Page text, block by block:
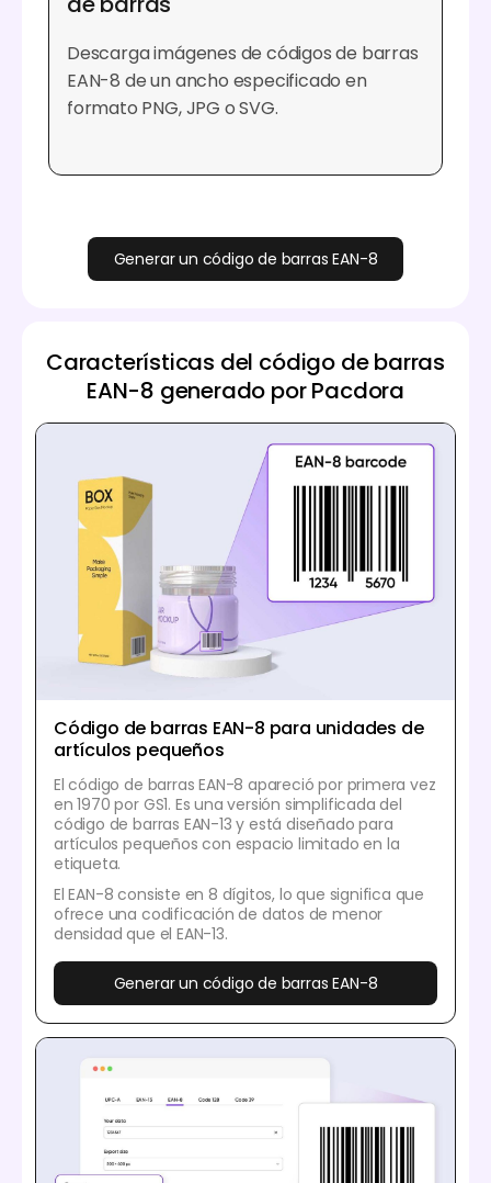
Descarga imágenes de códigos de barras
EAN-8 de un ancho especificado en
formato PNG, JPG o SVG.
Generar un código de barras EAN-8
Características del código de barras
EAN-8 generado por Pacdora
Código de barras EAN-8 para unidades de
artículos pequeños
El código de barras EAN-8 apareció por primera vez
en 1970 por GS1. Es una versión simplificada del
código de barras EAN-13 y está diseñado para
artículos pequeños con espacio limitado en la
etiqueta.
El EAN-8 consiste en 8 dígitos, lo que significa que
ofrece una codificación de datos de menor
densidad que el EAN-13.
Generar un código de barras EAN-8